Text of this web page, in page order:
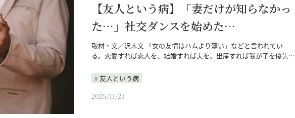
【友人という病】「妻だけが知らなかっ
た…」社交ダンスを始めた…
取材・文／沢木文 「女の友情はハムより薄い」などと言われてい
る。恋愛すれば恋人を、結婚すれば夫を、出産すれば我が子を優先…
友人という病
2025/11/23